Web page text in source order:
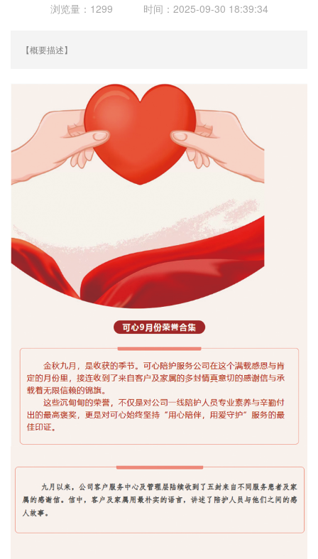
浏览量：1299 时间：2025-09-30 18:39:34
【概要描述】